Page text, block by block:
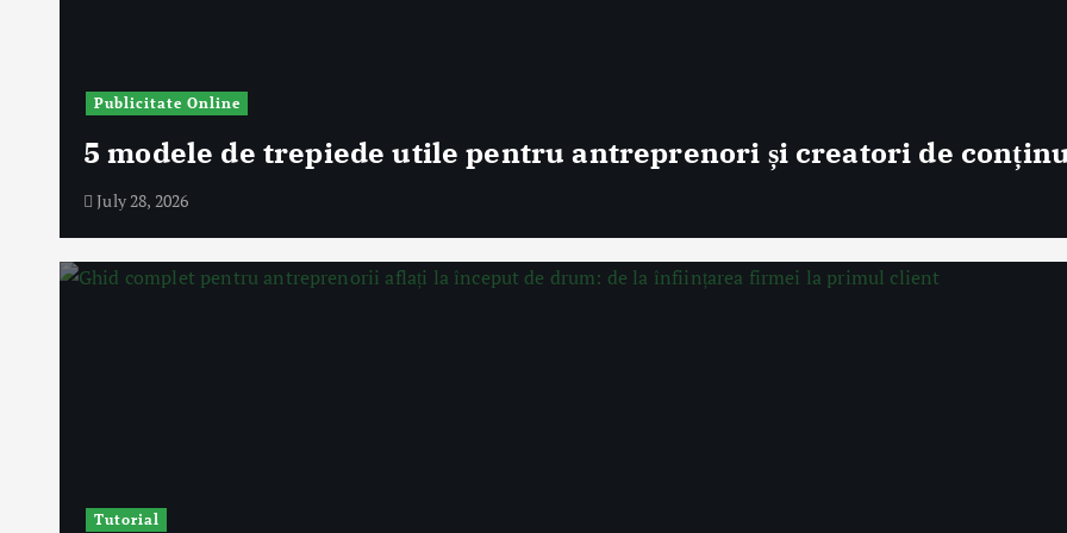
Publicitate Online
5 modele de trepiede utile pentru antreprenori și creatori de
July 28, 2026
Tutorial